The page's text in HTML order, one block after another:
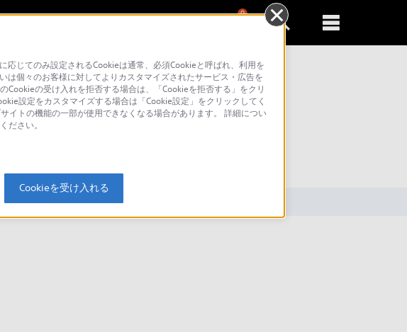
0
じてのみ設定されるCookieは通常、必須Cookieと呼ばれ、利用を
個々のお客様に対してよりカスタマイズされたサービス・広告を
の受け入れを拒否する場合は、「Cookieを拒否する」をクリ
設定をカスタマイズする場合は「Cookie設定」をクリックしてく
イトの機能の一部が使用できなくなる場合があります。 詳細につい
ださい。
Cookieを受け入れる